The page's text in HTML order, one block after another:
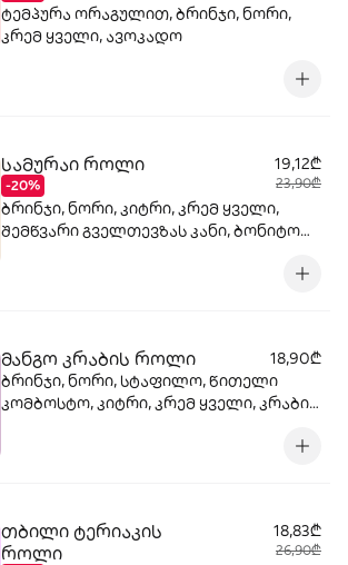
ტემპურა ორაგულით, ბრინჯი, ნორი,
კრემ ყველი, ავოკადო
სამურაი როლი
-20%
19,12₾
23,90₾
ბრინჯი, ნორი, კიტრი, კრემ ყველი,
შემწვარი გველთევზას კანი, ბონიტო
მანგო კრაბის როლი
18,90₾
ბრინჯი, ნორი, სტაფილო, წითელი
კომბოსტო, კიტრი, კრემ ყველი, კრაბის
თბილი ტერიაკის
როლი
18,83₾
26,90₾